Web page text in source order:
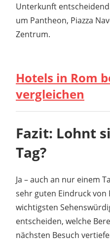
Unterkunft
um Pantheon, Piazza
Zentrum.
Hotels in Rom
vergleichen
Fazit: Lohnt
Tag?
Ja – auch an nur einem
sehr guten Eindruck von
wichtigsten
entscheiden, welche
nächsten Besuch